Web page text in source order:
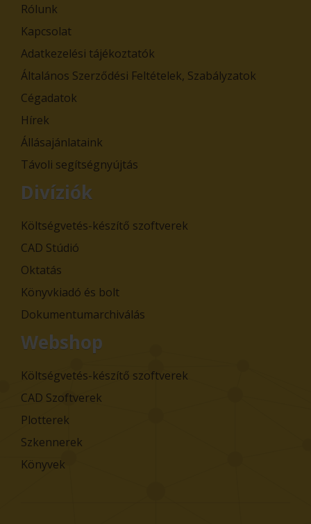
Rólunk
Kapcsolat
Adatkezelési tájékoztatók
Általános Szerződési Feltételek, Szabályzatok
Cégadatok
Hírek
Állásajánlataink
Távoli segítségnyújtás
Divíziók
Költségvetés-készítő szoftverek
CAD Stúdió
Oktatás
Könyvkiadó és bolt
Dokumentumarchiválás
Webshop
Költségvetés-készítő szoftverek
CAD Szoftverek
Plotterek
Szkennerek
Könyvek